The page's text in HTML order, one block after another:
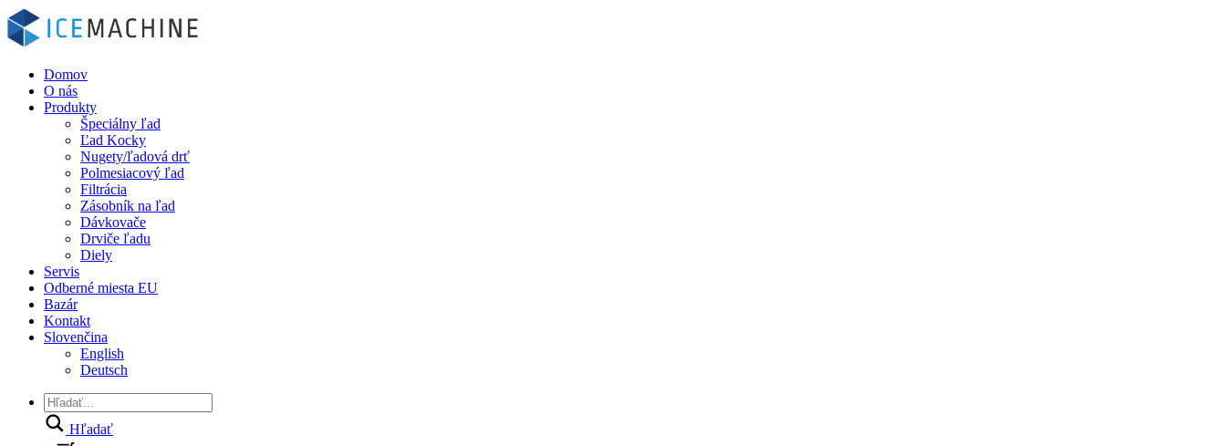
Domov
O nás
Produkty
Špeciálny ľad
Ľad Kocky
Nugety/ľadová drť
Polmesiacový ľad
Filtrácia
Zásobník na ľad
Dávkovače
Drviče ľadu
Diely
Servis
Odberné miesta EU
Bazár
Kontakt
Slovenčina
English
Deutsch
Hľadať